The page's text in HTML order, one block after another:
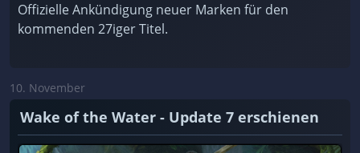
Offizielle Ankündigung neuer Marken für den
kommenden 27iger Titel.
10. November
Wake of the Water - Update 7 erschienen